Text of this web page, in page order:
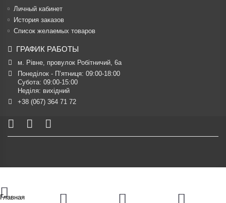
Личный кабинет
История заказов
Список желаемых товаров
ГРАФИК РАБОТЫ
м. Рівне, провулок Робітничий, 6а
Понеділок - П’ятниця: 09:00-18:00
Субота: 09:00-15:00
Неділя: вихідний
+38 (067) 364 71 72
Главная